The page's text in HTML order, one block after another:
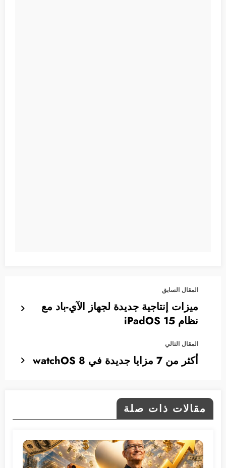
المقال السابق
ميزات إنتاجية جديدة لجهاز الآي-باد مع
نظام iPadOS 15
المقال التالي
أكثر من 7 مزايا جديدة في watchOS 8
مقالات ذات صلة